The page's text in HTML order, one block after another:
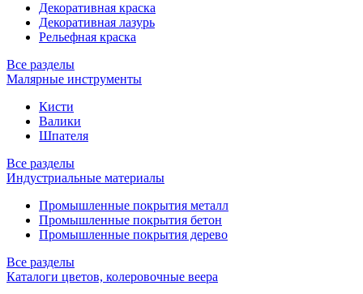
Декоративная краска
Декоративная лазурь
Рельефная краска
Все разделы
Малярные инструменты
Кисти
Валики
Шпателя
Все разделы
Индустриальные материалы
Промышленные покрытия металл
Промышленные покрытия бетон
Промышленные покрытия дерево
Все разделы
Каталоги цветов, колеровочные веера